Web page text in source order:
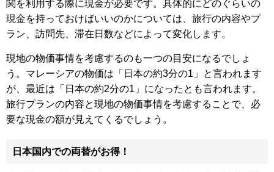
関を利用する際に現金が必要です。具体的にどのぐらいの
現金を持っておけばいいのかについては、旅行の内容やプ
ラン、訪問先、滞在日数などによって変化します。
現地の物価事情を考慮するのも一つの目安になるでしょ
う。マレーシアの物価は「日本の約3分の1」と言われます
が、最近は「日本の約2分の1」になったとも言われます。
旅行プランの内容と現地の物価事情を考慮することで、必
要な現金の額が見えてくるでしょう。
日本国内での両替がお得！